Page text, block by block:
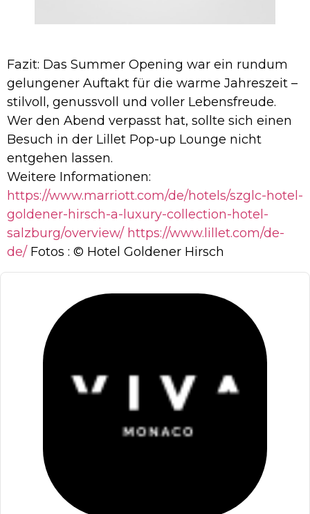
Fazit: Das Summer Opening war ein rundum
gelungener Auftakt für die warme Jahreszeit –
stilvoll, genussvoll und voller Lebensfreude.
Wer den Abend verpasst hat, sollte sich einen
Besuch in der Lillet Pop-up Lounge nicht
entgehen lassen.
Weitere Informationen:
https://www.marriott.com/de/hotels/szglc-hotel-
goldener-hirsch-a-luxury-collection-hotel-
salzburg/overview/ https://www.lillet.com/de-
de/ Fotos : © Hotel Goldener Hirsch